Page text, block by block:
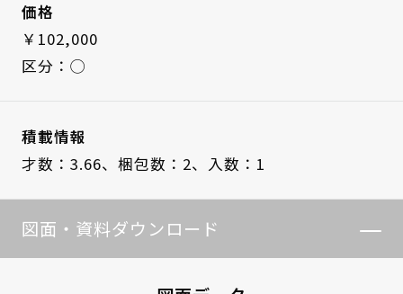
価格
￥102,000
区分：◯
積載情報
才数：3.66、 梱包数：2、 入数：1
図面・資料ダウンロード